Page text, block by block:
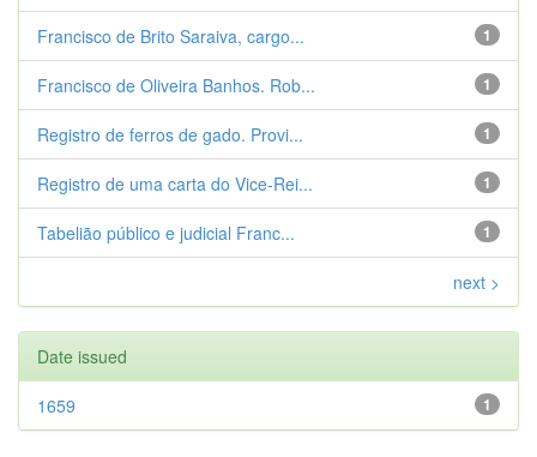
1
Francisco de Brito Saraiva, cargo...
1
Francisco de Oliveira Banhos. Rob...
1
Registro de ferros de gado. Provi...
1
Registro de uma carta do Vice-Rei...
1
Tabelião público e judicial Franc...
next >
Date issued
1
1659